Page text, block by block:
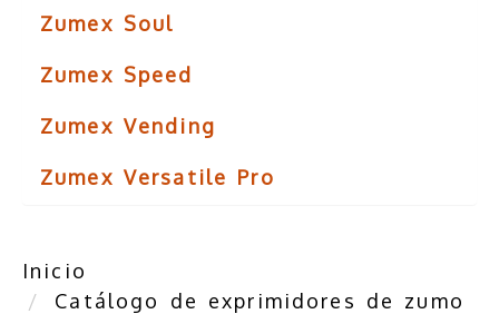
Zumex Soul
Zumex Speed
Zumex Vending
Zumex Versatile Pro
Inicio
Catálogo de exprimidores de zumo